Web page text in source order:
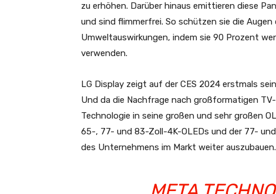
zu erhöhen. Darüber hinaus emittieren diese
und sind flimmerfrei. So schützen sie die
Umweltauswirkungen, indem sie 90 Prozent
verwenden.
LG Display zeigt auf der CES 2024 erstmals
Und da die Nachfrage nach großformatigen
Technologie in seine großen und sehr großen
65-, 77- und 83-Zoll-4K-OLEDs und der 77-
des Unternehmens im Markt weiter auszubauen.